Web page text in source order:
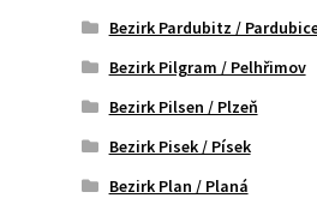
Bezirk Pardubitz /
Bezirk Pilgram / Pelhřimov
Bezirk Pilsen / Plzeň
Bezirk Pisek / Písek
Bezirk Plan / Planá